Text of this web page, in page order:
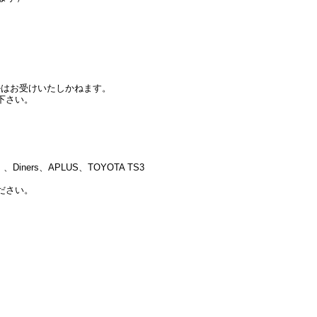
お受けいたしかねます。
い。
Diners、APLUS、TOYOTA TS3
い。